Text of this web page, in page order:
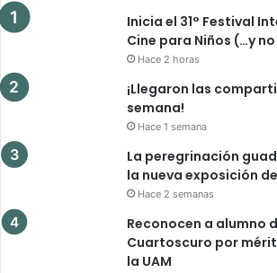
Inicia el 31° Festival
Cine para Niños (…y
Hace 2 horas
¡Llegaron las
semana!
Hace 1 semana
La peregrinación
la nueva exposición
Hace 2 semanas
Reconocen a alumno
Cuartoscuro por
la UAM